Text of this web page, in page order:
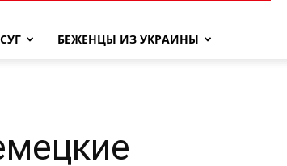
БЕЖЕНЦЫ ИЗ УКРАИНЫ